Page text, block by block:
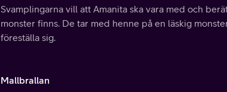
Svamplingarna vill att Amanita ska vara med och
monster finns. De tar med henne på en läskig
föreställa sig.
Mallbrallan